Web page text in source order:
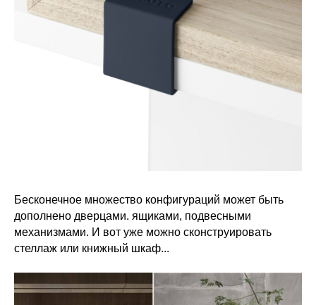
Бесконечное множество конфигураций может быть
дополнено дверцами. ящиками, подвесными
механизмами. И вот уже можно сконструировать
стеллаж или книжный шкаф...